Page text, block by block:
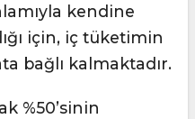
kendine
için, iç tüketimin
bağlı kalmaktadır.
%50’sinin